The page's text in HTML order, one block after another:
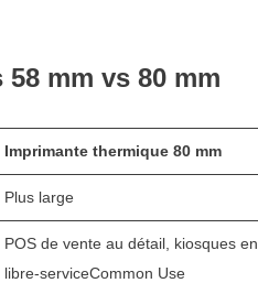
mm vs 80 mm
Imprimante thermique 80 mm
Plus large
POS de vente au détail, kiosques en
libre-serviceCommon Use